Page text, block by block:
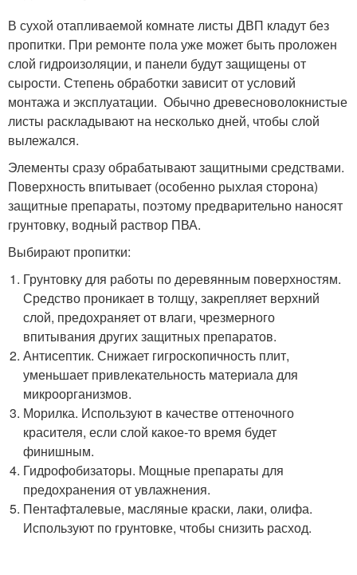
В сухой отапливаемой комнате листы ДВП кладут без
пропитки. При ремонте пола уже может быть проложен
слой гидроизоляции, и панели будут защищены от
сырости. Степень обработки зависит от условий
монтажа и эксплуатации. Обычно древесноволокнистые
листы раскладывают на несколько дней, чтобы слой
вылежался.
Элементы сразу обрабатывают защитными средствами.
Поверхность впитывает (особенно рыхлая сторона)
защитные препараты, поэтому предварительно наносят
грунтовку, водный раствор ПВА.
Выбирают пропитки:
Грунтовку для работы по деревянным поверхностям.
Средство проникает в толщу, закрепляет верхний
слой, предохраняет от влаги, чрезмерного
впитывания других защитных препаратов.
Антисептик. Снижает гигроскопичность плит,
уменьшает привлекательность материала для
микроорганизмов.
Морилка. Используют в качестве оттеночного
красителя, если слой какое-то время будет
финишным.
Гидрофобизаторы. Мощные препараты для
предохранения от увлажнения.
Пентафталевые, масляные краски, лаки, олифа.
Используют по грунтовке, чтобы снизить расход.